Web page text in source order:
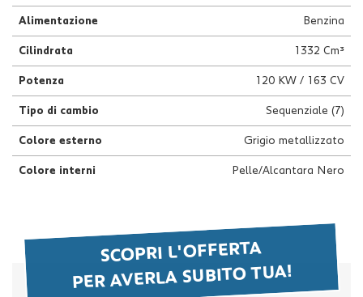
Alimentazione Benzina
Cilindrata 1332 Cm³
Potenza 120 KW / 163 CV
Tipo di cambio Sequenziale (7)
Colore esterno Grigio metallizzato
Colore interni Pelle/Alcantara Nero
SCOPRI L'OFFERTA
PER AVERLA SUBITO TUA!
questi
di
tracciamento
si
rimanda
alla
cookie
policy.
rivedere
tue
scelte
in
qualsiasi